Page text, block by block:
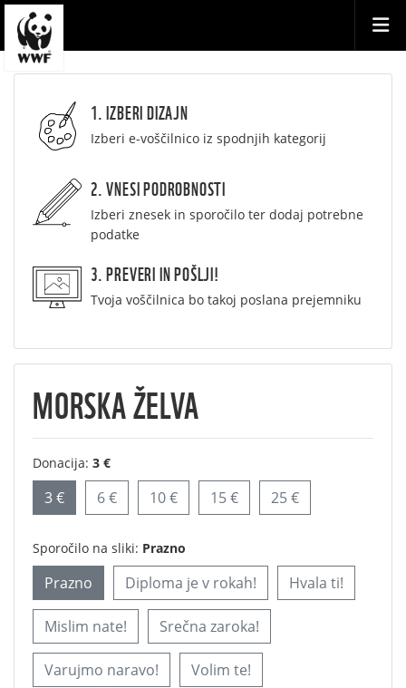
1. IZBERI DIZAJN
Izberi e-voščilnico iz spodnjih kategorij
2. VNESI PODROBNOSTI
Izberi znesek in sporočilo ter dodaj potrebne
podatke
3. PREVERI IN POŠLJI!
Tvoja voščilnica bo takoj poslana prejemniku
MORSKA ŽELVA
Donacija: 3 €
3 € 6 € 10 € 15 € 25 €
Sporočilo na sliki: Prazno
Prazno Diploma je v rokah! Hvala ti!
Mislim nate! Srečna zaroka!
Varujmo naravo! Volim te!